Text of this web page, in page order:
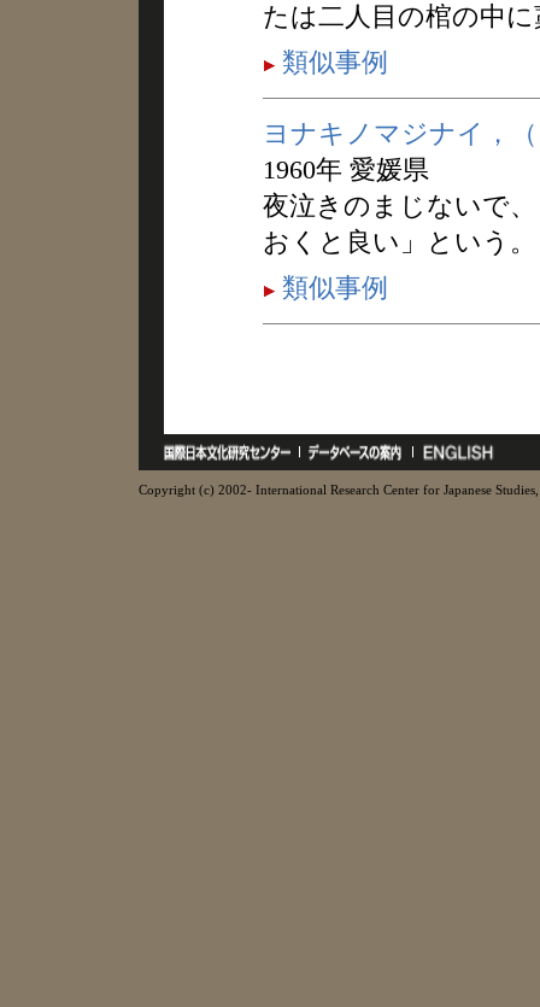
たは二人目の棺の中
類似事例
ヨナキノマジナイ，
1960年 愛媛県
夜泣きのまじないで
おくと良い」という。
類似事例
Copyright (c) 2002- International Research Center for Japanese